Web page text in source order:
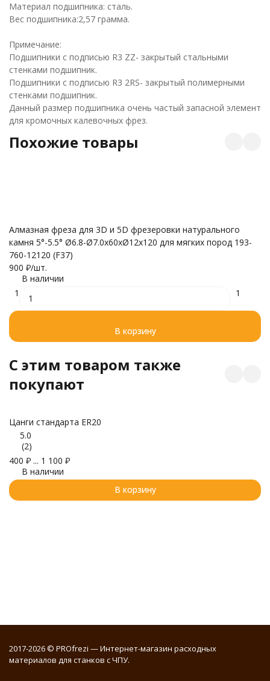
Материал подшипника: сталь.
Вес подшипника:2,57 грамма.
Примечание:
Подшипники с подписью R3 ZZ- закрытый стальными
стенками подшипник.
Подшипники с подписью R3 2RS- закрытый полимерными
стенками подшипник.
Данный размер подшипника очень частый запасной элемент
для кромочных калевочных фрез.
Похожие товары
Алмазная фреза для 3D и 5D фрезеровки натурального
камня 5°-5.5° Ø6.8-Ø7.0x60xØ12x120 для мягких пород 193-
760-12120 (F37)
900 ₽/шт.
В наличии
1
1
В корзину
C этим товаром также
покупают
Цанги стандарта ER20
5.0
(2)
400 ₽ ... 1 100 ₽
В наличии
В корзину
2017-2026 © PROfrezi — Интернет-магазин расходных
материалов для станков с ЧПУ.